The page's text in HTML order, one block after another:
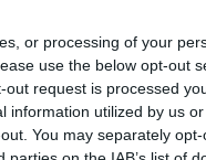
or processing of your
use the below opt-out
request is processed
information utilized by us
You may separately
se alía con
renueva a Puterful
principal para